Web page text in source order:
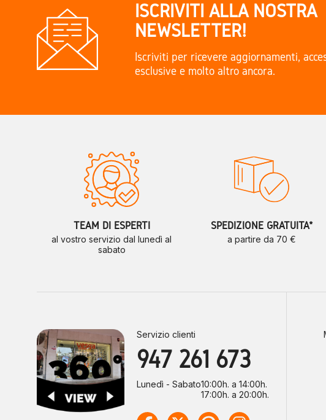
ISCRIVITI ALLA NOSTRA
NEWSLETTER!
Iscriviti per ricevere aggiornamenti,
esclusive e molto altro ancora.
TEAM DI ESPERTI
al vostro servizio dal lunedì al
sabato
SPEDIZIONE GRATUITA*
a partire da 70 €
Servizio clienti
947 261 673
Lunedì - Sabato10:00h. a 14:00h.
17:00h. a 20:00h.